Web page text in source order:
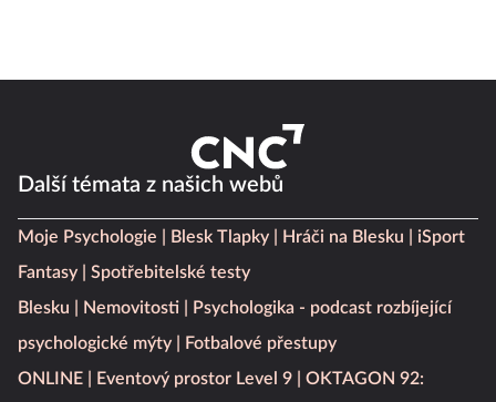
Další témata z našich webů
Moje Psychologie Blesk Tlapky Hráči na Blesku
iSport
Fantasy
Spotřebitelské testy
Blesku
Nemovitosti
Psychologika - podcast rozbíjející
psychologické mýty
Fotbalové přestupy
ONLINE
Eventový prostor Level 9
OKTAGON 92: